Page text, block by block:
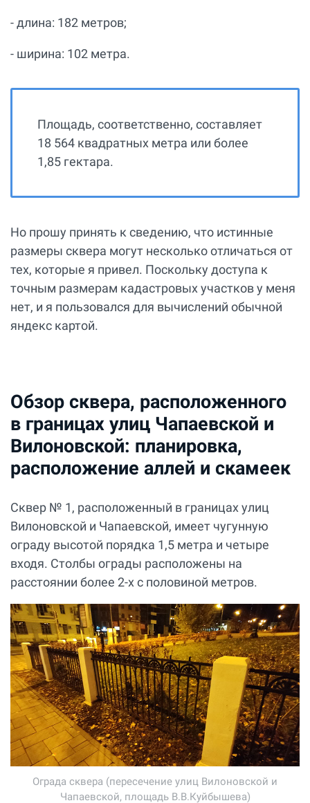
- длина: 182 метров;
- ширина: 102 метра.
Площадь, соответственно, составляет
18 564 квадратных метра или более
1,85 гектара.
Но прошу принять к сведению, что истинные
размеры сквера могут несколько отличаться от
тех, которые я привел. Поскольку доступа к
точным размерам кадастровых участков у меня
нет, и я пользовался для вычислений обычной
яндекс картой.
Обзор сквера, расположенного
в границах улиц Чапаевской и
Вилоновской: планировка,
расположение аллей и скамеек
Сквер № 1, расположенный в границах улиц
Вилоновской и Чапаевской, имеет чугунную
ограду высотой порядка 1,5 метра и четыре
входя. Столбы ограды расположены на
расстоянии более 2-х с половиной метров.
Ограда сквера (пересечение улиц Вилоновской и
Чапаевской, площадь В.В.Куйбышева)